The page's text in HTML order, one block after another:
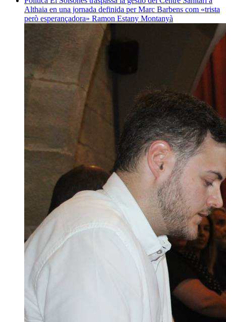
Althaia en una jornada definida per Marc Barbens com «trista
però esperançadora» Ramon Estany Montanyà